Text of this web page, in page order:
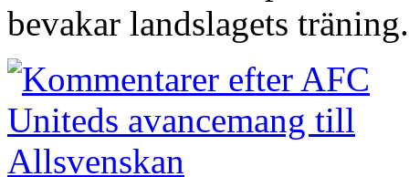
bevakar landslagets